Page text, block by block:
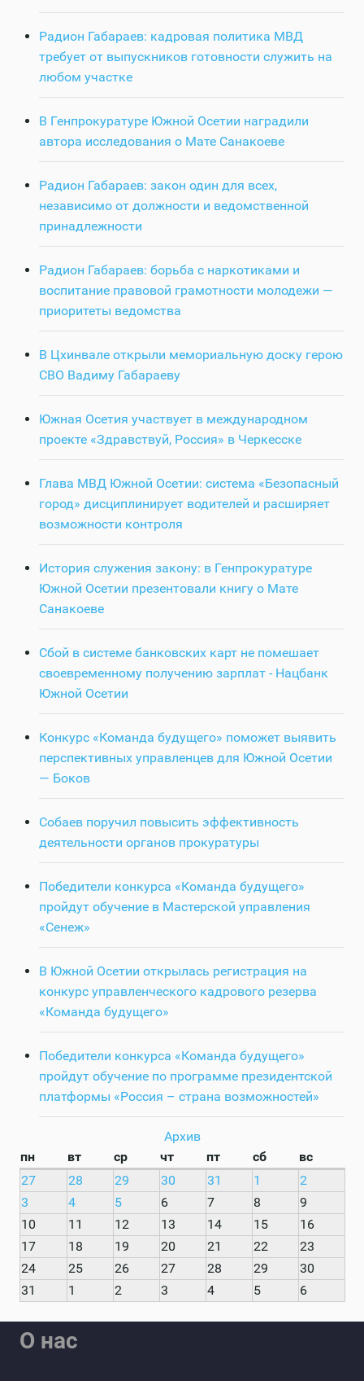
Радион Габараев: кадровая политика МВД
требует от выпускников готовности служить на
любом участке
В Генпрокуратуре Южной Осетии наградили
автора исследования о Мате Санакоеве
Радион Габараев: закон один для всех,
независимо от должности и ведомственной
принадлежности
Радион Габараев: борьба с наркотиками и
воспитание правовой грамотности молодежи —
приоритеты ведомства
В Цхинвале открыли мемориальную доску герою
СВО Вадиму Габараеву
Южная Осетия участвует в международном
проекте «Здравствуй, Россия» в Черкесске
Глава МВД Южной Осетии: система «Безопасный
город» дисциплинирует водителей и расширяет
возможности контроля
История служения закону: в Генпрокуратуре
Южной Осетии презентовали книгу о Мате
Санакоеве
Сбой в системе банковских карт не помешает
своевременному получению зарплат - Нацбанк
Южной Осетии
Конкурс «Команда будущего» поможет выявить
перспективных управленцев для Южной Осетии
— Боков
Собаев поручил повысить эффективность
деятельности органов прокуратуры
Победители конкурса «Команда будущего»
пройдут обучение в Мастерской управления
«Сенеж»
В Южной Осетии открылась регистрация на
конкурс управленческого кадрового резерва
«Команда будущего»
Победители конкурса «Команда будущего»
пройдут обучение по программе президентской
платформы «Россия – страна возможностей»
Архив
пн
вт ср чт пт сб
вс
27
28 29 30 31 1
2
3
4 5 6 7 8
9
10
11 12 13 14 15
16
17
18 19 20 21 22
23
24
25 26 27 28 29
30
31
1 2 3 4 5 6
О нас